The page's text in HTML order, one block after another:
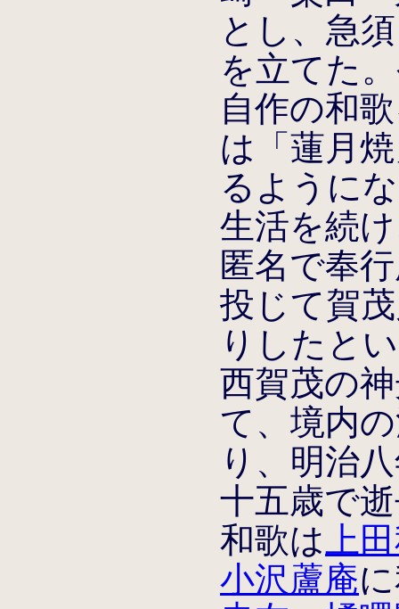
とし、急
を立てた
自作の和
は「蓮月
るように
生活を続
匿名で奉
投じて賀
りしたと
西賀茂の
て、境内
り、明治
十五歳で
和歌は 上
小沢蘆庵